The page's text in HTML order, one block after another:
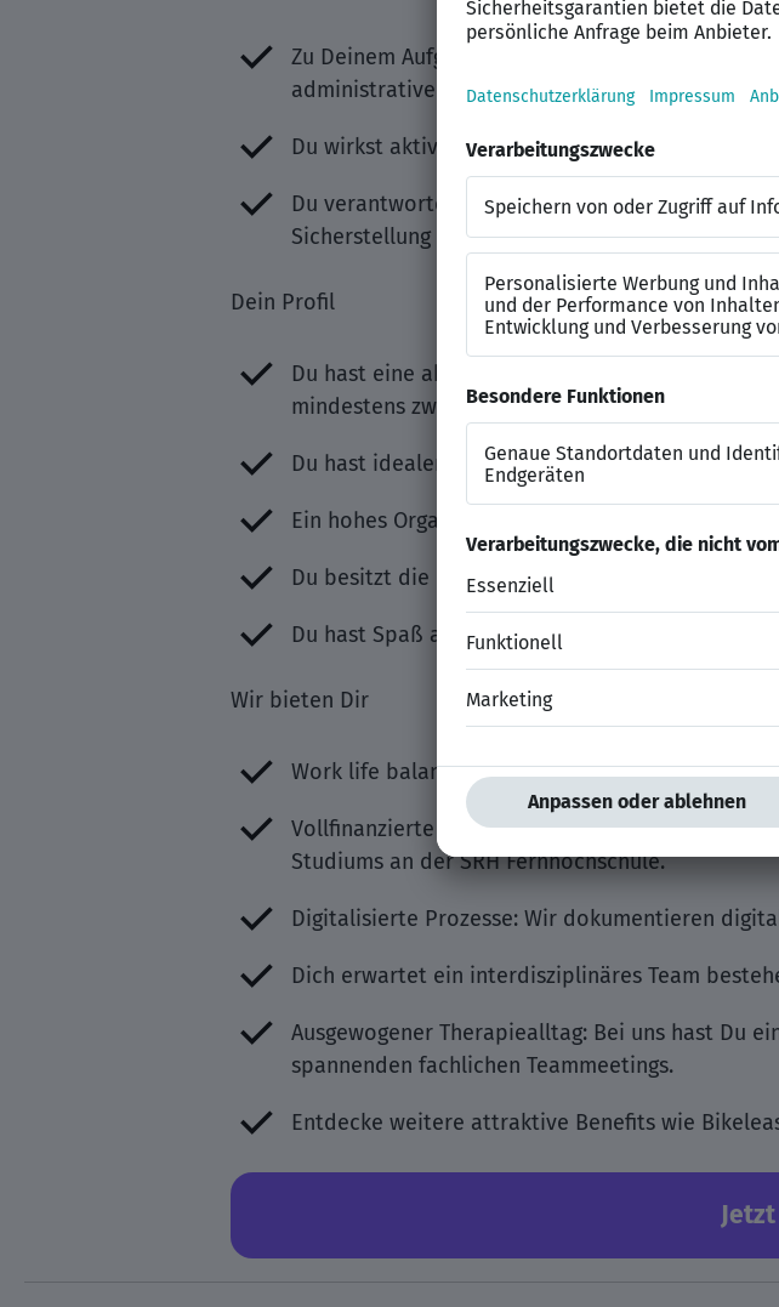
Zu Deinem Aufgabengebiet gehören, neben der
administrative Aufgaben.
Du wirkst aktiv an der Weiterentwicklung und
Du verantwortest und führst das
Sicherstellung der Therapiequalität.
Dein Profil
Du hast eine abgeschlossene
mindestens zwei Jahre Berufserfahrung.
Du hast idealerweise die Zusatzqualifikationen
Ein hohes Organisationsvermögen und ein
Du besitzt die Fähigkeit und hast Lust ein Team
Du hast Spaß an Deinem Beruf und bist
Wir bieten Dir
Work life balance: 30 + 2 Urlaubstage.
Vollfinanzierte Weiterbildung: Wir übernehmen
Studiums an der SRH Fernhochschule.
Digitalisierte Prozesse: Wir dokumentieren
Dich erwartet ein interdisziplinäres Team
Ausgewogener Therapiealltag: Bei uns hast Du
spannenden fachlichen Teammeetings.
Entdecke weitere attraktive Benefits wie